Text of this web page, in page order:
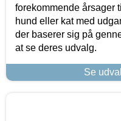
forekommende årsager
hund eller kat med
der baserer sig på
at se deres udvalg.
Se